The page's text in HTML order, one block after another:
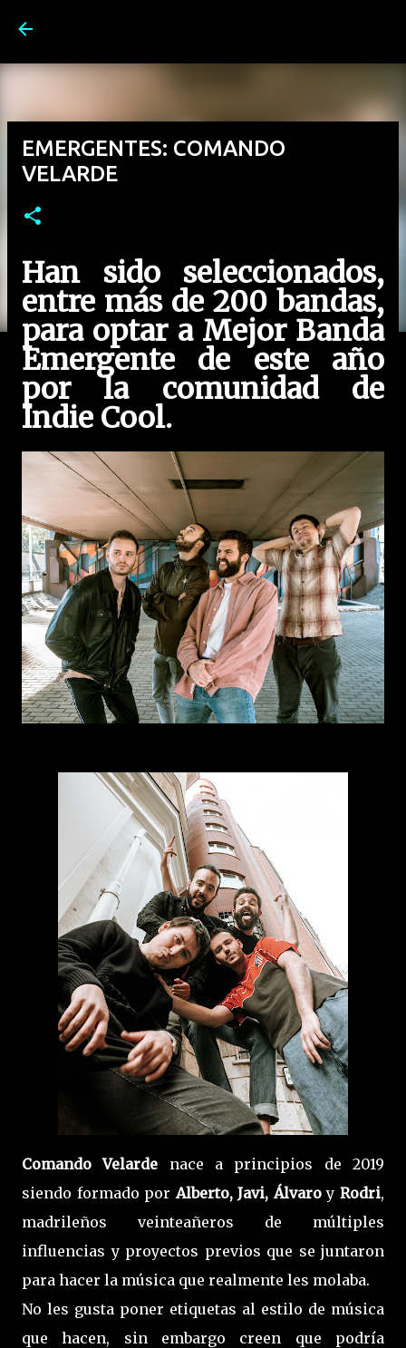
EMERGENTES: COMANDO
VELARDE
Han sido seleccionados,
entre más de 200 bandas,
para optar a Mejor Banda
Emergente de este año
por la comunidad de
Indie Cool.
Comando Velarde nace a principios de 2019
siendo formado por Alberto, Javi, ÁlvaroyRodri,
madrileños veinteañeros de múltiples
influencias y proyectos previos que se juntaron
para hacer la música que realmente les molaba.
No les gusta poner etiquetas al estilo de música
que hacen, sin embargo creen que podría